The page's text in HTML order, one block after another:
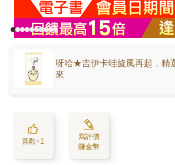
呀哈★吉伊卡哇旋風再起，精
來
喜歡+1
寫評價
賺金幣